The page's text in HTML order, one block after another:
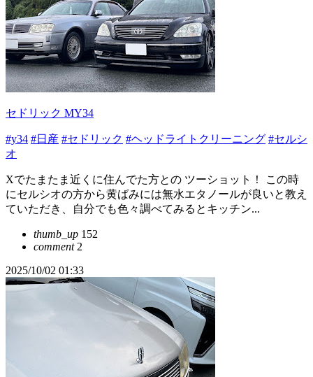
セドリック MY34
#y34 #日産 #セドリック #ヘッドライトクリーニング #セルシ
オ
Xでたまたま近くに住んでた方との ツーショット！ この時
にセルシオの方から黄ばみには無水エタノールが良いと教え
ていただき、自分でも色々調べてみるとキッチン...
thumb_up 152
comment2
2025/10/02 01:33